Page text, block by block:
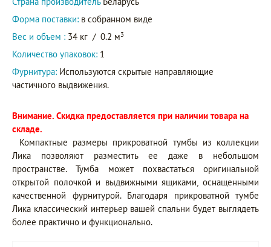
Форма поставки: в собранном виде
Вес и объем : 34 кг / 0.2 м3
Количество упаковок: 1
Фурнитура: Используются скрытые направляющие
частичного выдвижения.
Внимание. Скидка предоставляется при наличии товара на
складе.
Компактные размеры прикроватной тумбы из коллекции
Лика позволяют разместить ее даже в небольшом
пространстве. Тумба может похвастаться оригинальной
открытой полочкой и выдвижными ящиками, оснащенными
качественной фурнитурой. Благодаря прикроватной тумбе
Лика классический интерьер вашей спальни будет выглядеть
более практично и функционально.